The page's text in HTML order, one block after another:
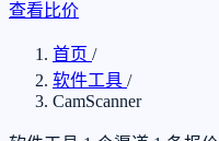
查看比价
首页 /
软件工具 /
CamScanner